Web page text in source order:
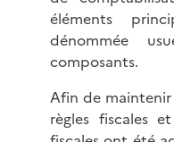
éléments
dénommée
composants.
Afin de
règles fiscales